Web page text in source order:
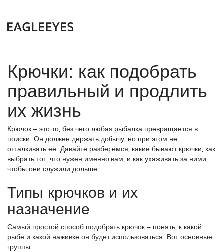
Крючки: как подобрать
правильный и продлить
их жизнь
Крючок – это то, без чего любая рыбалка превращается в
поиски. Он должен держать добычу, но при этом не
отталкивать её. Давайте разберёмся, какие бывают крючки, как
выбрать тот, что нужен именно вам, и как ухаживать за ними,
чтобы они служили дольше.
Типы крючков и их
назначение
Самый простой способ подобрать крючок – понять, к какой
рыбе и какой наживке он будет использоваться. Вот основные
группы: